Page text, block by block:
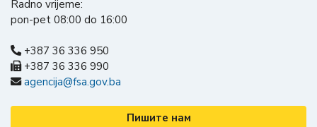
Radno vrijeme:
pon-pet 08:00 do 16:00
+387 36 336 950
+387 36 336 990
agencija@fsa.gov.ba
Пишите нам